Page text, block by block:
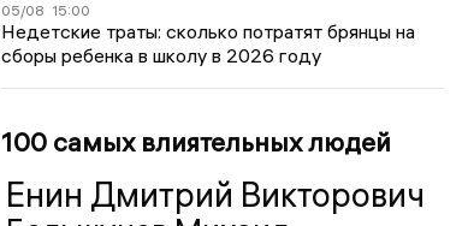
05/08 15:00
Недетские траты: сколько потратят брянцы на
сборы ребенка в школу в 2026 году
100 самых влиятельных людей
Енин Дмитрий Викторович